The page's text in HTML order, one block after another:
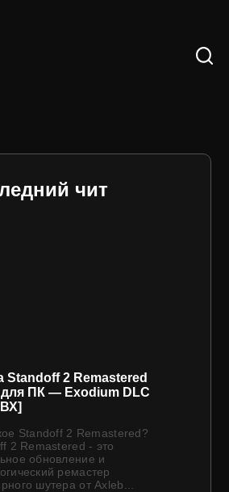
чит
Standoff 2 Remastered
для ПК — Exodium DLC
Standoff 2 Remastered?
2 Remastered - это
обновление и
ремастер
шутера от Axleb...